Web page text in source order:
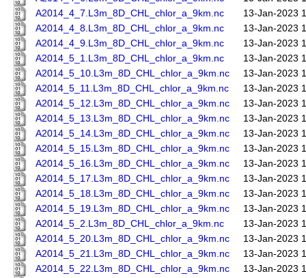
A2014_4_7.L3m_8D_CHL_chlor_a_9km.nc
13-Jan-2023
A2014_4_8.L3m_8D_CHL_chlor_a_9km.nc
13-Jan-2023
A2014_4_9.L3m_8D_CHL_chlor_a_9km.nc
13-Jan-2023
A2014_5_1.L3m_8D_CHL_chlor_a_9km.nc
13-Jan-2023
A2014_5_10.L3m_8D_CHL_chlor_a_9km.nc
13-Jan-2023
A2014_5_11.L3m_8D_CHL_chlor_a_9km.nc
13-Jan-2023
A2014_5_12.L3m_8D_CHL_chlor_a_9km.nc
13-Jan-2023
A2014_5_13.L3m_8D_CHL_chlor_a_9km.nc
13-Jan-2023
A2014_5_14.L3m_8D_CHL_chlor_a_9km.nc
13-Jan-2023
A2014_5_15.L3m_8D_CHL_chlor_a_9km.nc
13-Jan-2023
A2014_5_16.L3m_8D_CHL_chlor_a_9km.nc
13-Jan-2023
A2014_5_17.L3m_8D_CHL_chlor_a_9km.nc
13-Jan-2023
A2014_5_18.L3m_8D_CHL_chlor_a_9km.nc
13-Jan-2023
A2014_5_19.L3m_8D_CHL_chlor_a_9km.nc
13-Jan-2023
A2014_5_2.L3m_8D_CHL_chlor_a_9km.nc
13-Jan-2023
A2014_5_20.L3m_8D_CHL_chlor_a_9km.nc
13-Jan-2023
A2014_5_21.L3m_8D_CHL_chlor_a_9km.nc
13-Jan-2023
A2014_5_22.L3m_8D_CHL_chlor_a_9km.nc
13-Jan-2023